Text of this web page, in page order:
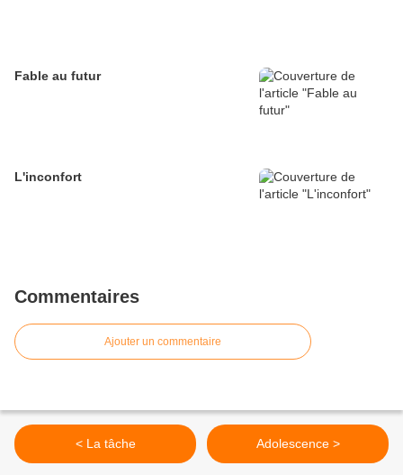
Fable au futur
L'inconfort
Commentaires
Ajouter un commentaire
< La tâche Adolescence >